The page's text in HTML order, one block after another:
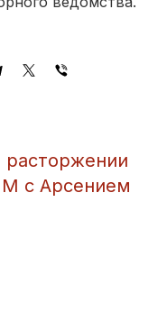
с Арсением